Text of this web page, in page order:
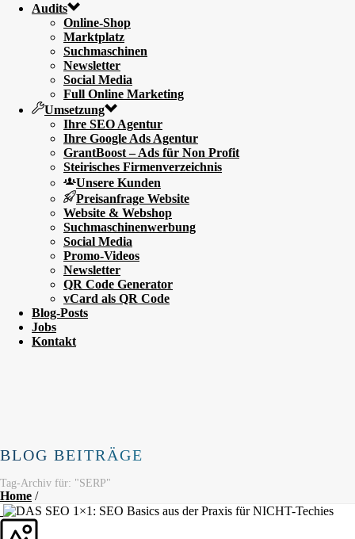
Audits
Online-Shop
Marktplatz
Suchmaschinen
Newsletter
Social Media
Full Online Marketing
Umsetzung
Ihre SEO Agentur
Ihre Google Ads Agentur
GrantBoost – Ads für Non Profit
Steirisches Firmenverzeichnis
Unsere Kunden
Preisanfrage Website
Website & Webshop
Suchmaschinenwerbung
Social Media
Promo-Videos
Newsletter
QR Code Generator
vCard als QR Code
Blog-Posts
Jobs
Kontakt
BLOG BEITRÄGE
Tag-Archiv für: "SERP"
Home /